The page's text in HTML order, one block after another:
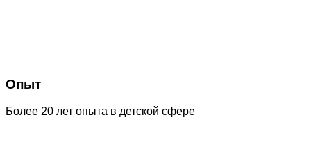
Опыт
Более 20 лет опыта в детской сфере